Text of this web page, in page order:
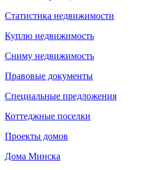
Статистика недвижимости
Куплю недвижимость
Сниму недвижимость
Правовые документы
Специальные предложения
Коттеджные поселки
Проекты домов
Дома Минска